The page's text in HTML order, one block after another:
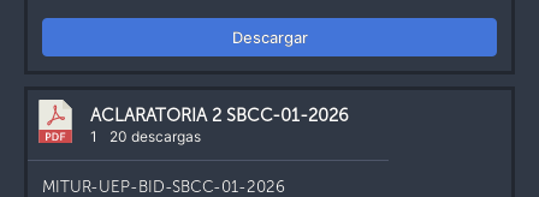
Descargar
ACLARATORIA 2 SBCC-01-2026
1 20 descargas
MITUR-UEP-BID-SBCC-01-2026